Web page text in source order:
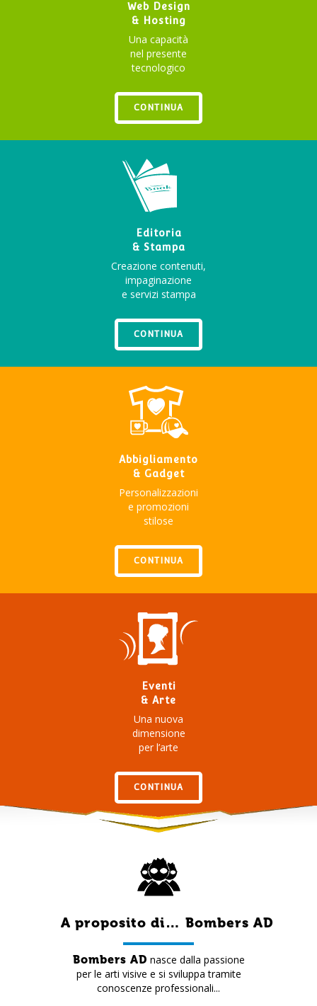
Web Design
& Hosting
Una capacità
nel presente
tecnologico
CONTINUA
Editoria
& Stampa
Creazione contenuti,
impaginazione
e servizi stampa
CONTINUA
Abbigliamento
& Gadget
Personalizzazioni
e promozioni
stilose
CONTINUA
Eventi
& Arte
Una nuova
dimensione
per l’arte
CONTINUA
A proposito di… Bombers AD
Bombers AD nasce dalla passione
per le arti visive e si sviluppa tramite
conoscenze professionali...